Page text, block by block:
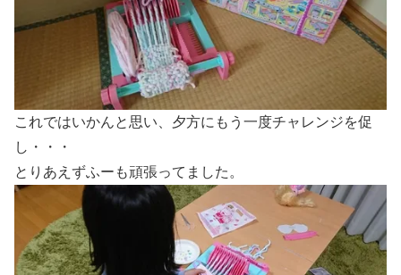
これではいかんと思い、夕方にもう一度チャレンジを促
し・・・
とりあえずふーも頑張ってました。